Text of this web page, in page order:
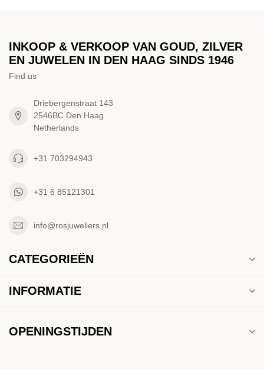
INKOOP & VERKOOP VAN GOUD, ZILVER
EN JUWELEN IN DEN HAAG SINDS 1946
Find us
Driebergenstraat 143
2546BC Den Haag
Netherlands
+31 703294943
+31 6 85121301
info@rosjuweliers.nl
CATEGORIEËN
INFORMATIE
OPENINGSTIJDEN